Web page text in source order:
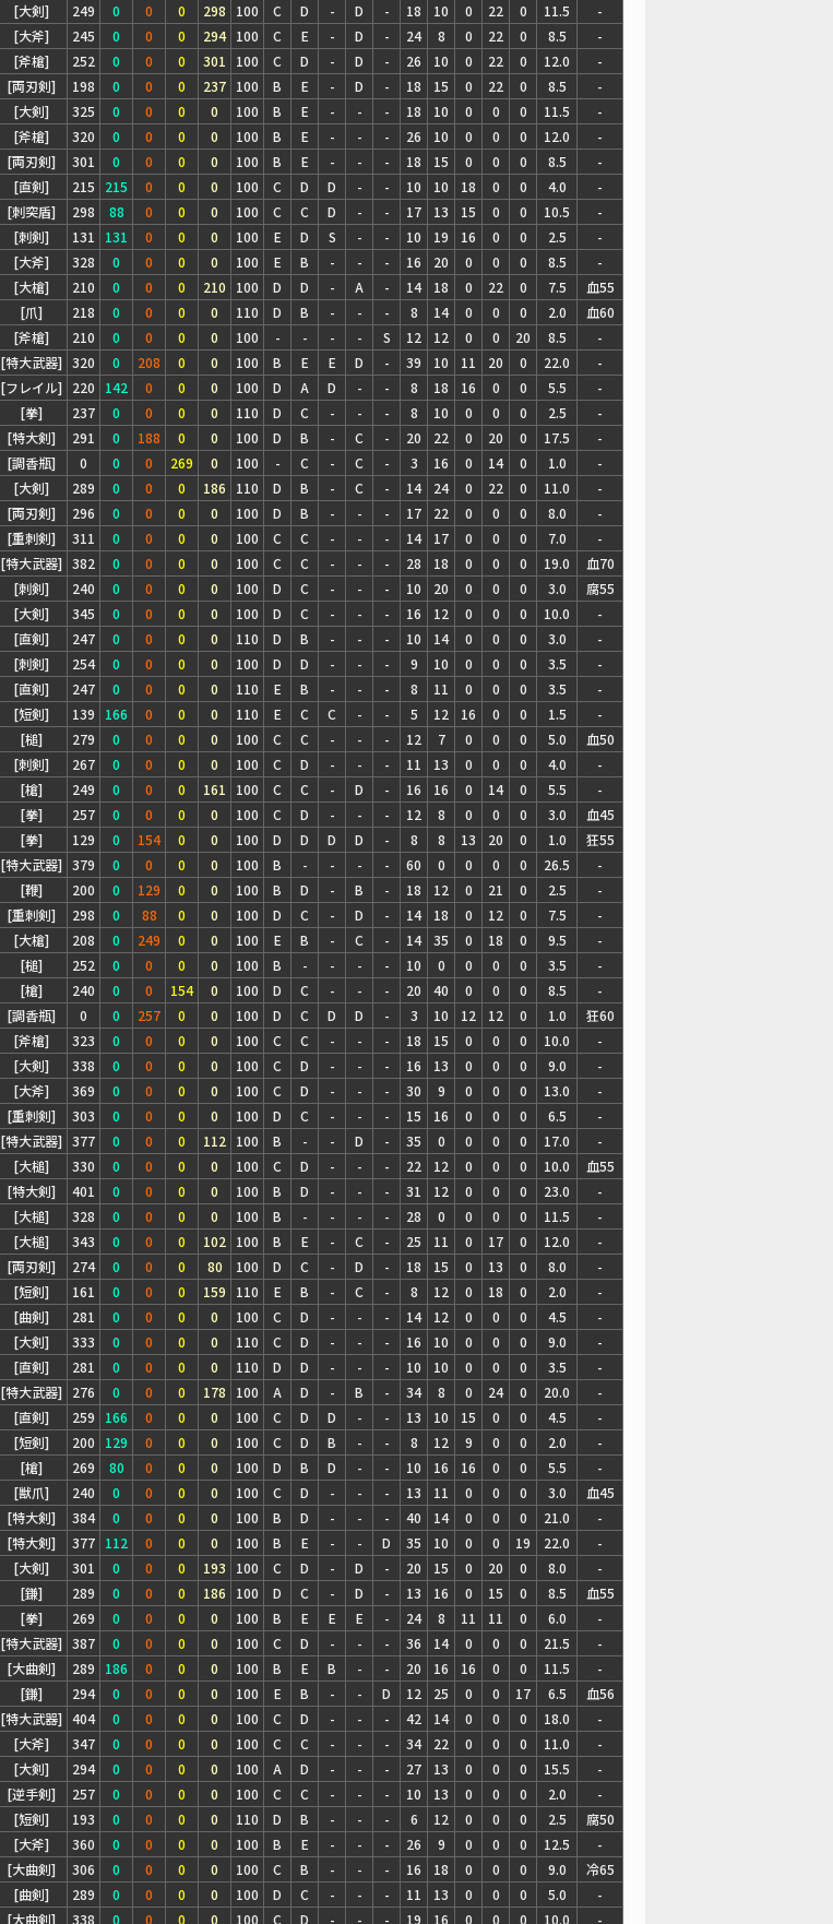
[大剣] 249 0 0 0 298 100 C D - D - 18 10 0 22 0 11.5
-
[大斧] 245 0 0 0 294 100 C E - D - 24 8 0 22 0 8.5
-
[斧槍] 252 0 0 0 301 100 C D - D - 26 10 0 22 0 12.0
-
[両刃剣] 198 0 0 0 237 100 B E - D - 18 15 0 22 0 8.5
-
[大剣] 325 0 0 0 0 100 B E - - - 18 10 0 0 0 11.5
-
[斧槍] 320 0 0 0 0 100 B E - - - 26 10 0 0 0 12.0
-
[両刃剣] 301 0 0 0 0 100 B E - - - 18 15 0 0 0 8.5
-
[直剣] 215 215 0 0 0 100 C D D - - 10 10 18 0 0 4.0
-
[刺突盾] 298 88 0 0 0 100 C C D - - 17 13 15 0 0 10.5
-
[刺剣] 131 131 0 0 0 100 E D S - - 10 19 16 0 0 2.5
-
[大斧] 328 0 0 0 0 100 E B - - - 16 20 0 0 0 8.5
-
[大槍] 210 0 0 0 210 100 D D - A - 14 18 0 22 0 7.5
血55
[爪] 218 0 0 0 0 110 D B - - - 8 14 0 0 0 2.0
血60
[斧槍] 210 0 0 0 0 100 - - - - S 12 12 0 0 20 8.5
-
[特大武器] 320 0 208 0 0 100 B E E D - 39 10 11 20 0 22.0
-
[フレイル] 220 142 0 0 0 100 D A D - - 8 18 16 0 0 5.5
-
[拳] 237 0 0 0 0 110 D C - - - 8 10 0 0 0 2.5
-
[特大剣] 291 0 188 0 0 100 D B - C - 20 22 0 20 0 17.5
-
[調香瓶] 0 0 0 269 0 100 - C - C - 3 16 0 14 0 1.0
-
[大剣] 289 0 0 0 186 110 D B - C - 14 24 0 22 0 11.0
-
[両刃剣] 296 0 0 0 0 100 D B - - - 17 22 0 0 0 8.0
-
[重刺剣] 311 0 0 0 0 100 C C - - - 14 17 0 0 0 7.0
-
[特大武器] 382 0 0 0 0 100 C C - - - 28 18 0 0 0 19.0
血70
[刺剣] 240 0 0 0 0 100 D C - - - 10 20 0 0 0 3.0
腐55
[大剣] 345 0 0 0 0 100 D C - - - 16 12 0 0 0 10.0
-
[直剣] 247 0 0 0 0 110 D B - - - 10 14 0 0 0 3.0
-
[刺剣] 254 0 0 0 0 100 D D - - - 9 10 0 0 0 3.5
-
[直剣] 247 0 0 0 0 110 E B - - - 8 11 0 0 0 3.5
-
[短剣] 139 166 0 0 0 110 E C C - - 5 12 16 0 0 1.5
-
[槌] 279 0 0 0 0 100 C C - - - 12 7 0 0 0 5.0
血50
[刺剣] 267 0 0 0 0 100 C D - - - 11 13 0 0 0 4.0
-
[槍] 249 0 0 0 161 100 C C - D - 16 16 0 14 0 5.5
-
[拳] 257 0 0 0 0 100 C D - - - 12 8 0 0 0 3.0
血45
[拳] 129 0 154 0 0 100 D D D D - 8 8 13 20 0 1.0
狂55
[特大武器] 379 0 0 0 0 100 B - - - - 60 0 0 0 0 26.5
-
[鞭] 200 0 129 0 0 100 B D - B - 18 12 0 21 0 2.5
-
[重刺剣] 298 0 88 0 0 100 D C - D - 14 18 0 12 0 7.5
-
[大槍] 208 0 249 0 0 100 E B - C - 14 35 0 18 0 9.5
-
[槌] 252 0 0 0 0 100 B - - - - 10 0 0 0 0 3.5
-
[槍] 240 0 0 154 0 100 D C - - - 20 40 0 0 0 8.5
-
[調香瓶] 0 0 257 0 0 100 D C D D - 3 10 12 12 0 1.0
狂60
[斧槍] 323 0 0 0 0 100 C C - - - 18 15 0 0 0 10.0
-
[大剣] 338 0 0 0 0 100 C D - - - 16 13 0 0 0 9.0
-
[大斧] 369 0 0 0 0 100 C D - - - 30 9 0 0 0 13.0
-
[重刺剣] 303 0 0 0 0 100 D C - - - 15 16 0 0 0 6.5
-
[特大武器] 377 0 0 0 112 100 B - - D - 35 0 0 0 0 17.0
-
[大槌] 330 0 0 0 0 100 C D - - - 22 12 0 0 0 10.0
血55
[特大剣] 401 0 0 0 0 100 B D - - - 31 12 0 0 0 23.0
-
[大槌] 328 0 0 0 0 100 B - - - - 28 0 0 0 0 11.5
-
[大槌] 343 0 0 0 102 100 B E - C - 25 11 0 17 0 12.0
-
[両刃剣] 274 0 0 0 80 100 D C - D - 18 15 0 13 0 8.0
-
[短剣] 161 0 0 0 159 110 E B - C - 8 12 0 18 0 2.0
-
[曲剣] 281 0 0 0 0 100 C D - - - 14 12 0 0 0 4.5
-
[大剣] 333 0 0 0 0 110 C D - - - 16 10 0 0 0 9.0
-
[直剣] 281 0 0 0 0 110 D D - - - 10 10 0 0 0 3.5
-
[特大武器] 276 0 0 0 178 100 A D - B - 34 8 0 24 0 20.0
-
[直剣] 259 166 0 0 0 100 C D D - - 13 10 15 0 0 4.5
-
[短剣] 200 129 0 0 0 100 C D B - - 8 12 9 0 0 2.0
-
[槍] 269 80 0 0 0 100 D B D - - 10 16 16 0 0 5.5
-
[獣爪] 240 0 0 0 0 100 C D - - - 13 11 0 0 0 3.0
血45
[特大剣] 384 0 0 0 0 100 B D - - - 40 14 0 0 0 21.0
-
[特大剣] 377 112 0 0 0 100 B E - - D 35 10 0 0 19 22.0
-
[大剣] 301 0 0 0 193 100 C D - D - 20 15 0 20 0 8.0
-
[鎌] 289 0 0 0 186 100 D C - D - 13 16 0 15 0 8.5
血55
[拳] 269 0 0 0 0 100 B E E E - 24 8 11 11 0 6.0
-
[特大武器] 387 0 0 0 0 100 C D - - - 36 14 0 0 0 21.5
-
[大曲剣] 289 186 0 0 0 100 B E B - - 20 16 16 0 0 11.5
-
[鎌] 294 0 0 0 0 100 E B - - D 12 25 0 0 17 6.5
血56
[特大武器] 404 0 0 0 0 100 C D - - - 42 14 0 0 0 18.0
-
[大斧] 347 0 0 0 0 100 C C - - - 34 22 0 0 0 11.0
-
[大剣] 294 0 0 0 0 100 A D - - - 27 13 0 0 0 15.5
-
[逆手剣] 257 0 0 0 0 100 C C - - - 10 13 0 0 0 2.0
-
[短剣] 193 0 0 0 0 110 D B - - - 6 12 0 0 0 2.5
腐50
[大斧] 360 0 0 0 0 100 B E - - - 26 9 0 0 0 12.5
-
[大曲剣] 306 0 0 0 0 100 C B - - - 16 18 0 0 0 9.0
冷65
[曲剣] 289 0 0 0 0 100 D C - - - 11 13 0 0 0 5.0
-
[大曲剣] 338 0 0 0 0 100 C D - - - 19 16 0 0 0 10.0 -